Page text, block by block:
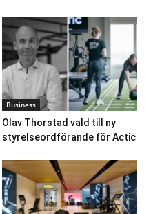
Business
Olav Thorstad vald till ny
styrelseordförande för Actic